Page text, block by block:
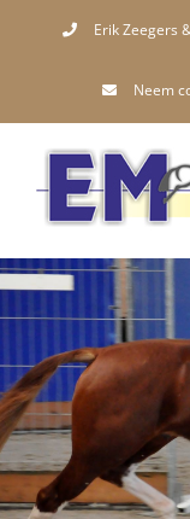
Erik Zeegers
Neem